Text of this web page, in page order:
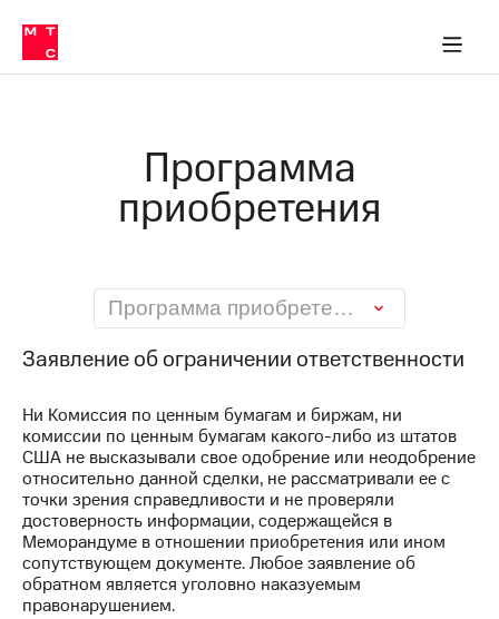
Медиа-центр
и акционерам
Устойчивое развитие
Комплаенс и деловая этика
компании
Карьера
История
региона
Правовая
информация
Контакты
Медиа-центр
Пресс-
релизы
МТС
о технологиях
Достижения
Пресс-
релизы
Программа
приобретения
Программа приобретения
Заявление об ограничении ответственности
Ни Комиссия по ценным бумагам и биржам, ни
комиссии по ценным бумагам какого-либо из штатов
США не высказывали свое одобрение или неодобрение
относительно данной сделки, не рассматривали ее с
точки зрения справедливости и не проверяли
достоверность информации, содержащейся в
Меморандуме в отношении приобретения или ином
сопутствующем документе. Любое заявление об
обратном является уголовно наказуемым
правонарушением.